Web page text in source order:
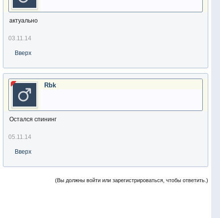
актуально
03.11.14
Вверх
Rbk
Остался спининг
05.11.14
Вверх
(Вы должны войти или зарегистрироваться, чтобы ответить.)